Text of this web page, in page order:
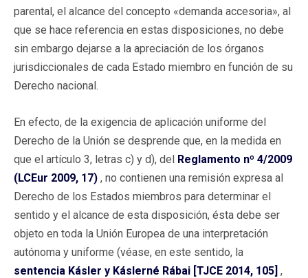
parental, el alcance del concepto «demanda accesoria», al
que se hace referencia en estas disposiciones, no debe
sin embargo dejarse a la apreciación de los órganos
jurisdiccionales de cada Estado miembro en función de su
Derecho nacional.
En efecto, de la exigencia de aplicación uniforme del
Derecho de la Unión se desprende que, en la medida en
que el artículo 3, letras c) y d), del Reglamento nº 4/2009
(LCEur 2009, 17) , no contienen una remisión expresa al
Derecho de los Estados miembros para determinar el
sentido y el alcance de esta disposición, ésta debe ser
objeto en toda la Unión Europea de una interpretación
autónoma y uniforme (véase, en este sentido, la
sentencia Kásler y Káslerné Rábai [TJCE 2014, 105] ,